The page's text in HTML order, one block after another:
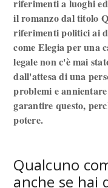
riferimenti a luoghi
il romanzo dal titolo
riferimenti politici ai
come Elegia per una
legale non c'è mai
dall'attesa di una
problemi e
garantire questo,
potere.
Qualcuno
anche se hai